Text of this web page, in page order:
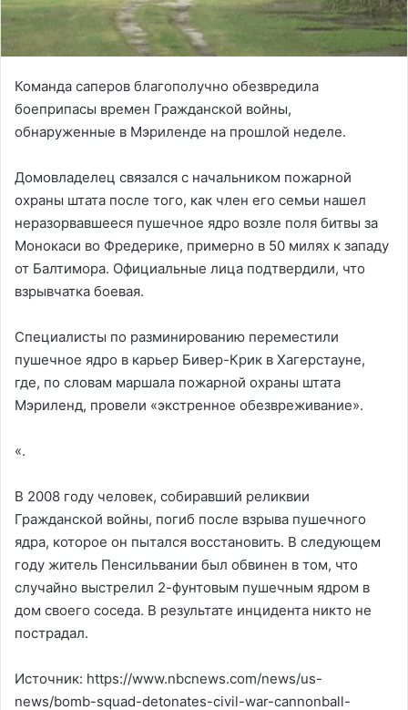
Команда саперов благополучно обезвредила
боеприпасы времен Гражданской войны,
обнаруженные в Мэриленде на прошлой неделе.
Домовладелец связался с начальником пожарной
охраны штата после того, как член его семьи нашел
неразорвавшееся пушечное ядро возле поля битвы за
Монокаси во Фредерике, примерно в 50 милях к западу
от Балтимора. Официальные лица подтвердили, что
взрывчатка боевая.
Специалисты по разминированию переместили
пушечное ядро в карьер Бивер-Крик в Хагерстауне,
где, по словам маршала пожарной охраны штата
Мэриленд, провели «экстренное обезвреживание».
«.
В 2008 году человек, собиравший реликвии
Гражданской войны, погиб после взрыва пушечного
ядра, которое он пытался восстановить. В следующем
году житель Пенсильвании был обвинен в том, что
случайно выстрелил 2-фунтовым пушечным ядром в
дом своего соседа. В результате инцидента никто не
пострадал.
Источник: https://www.nbcnews.com/news/us-
news/bomb-squad-detonates-civil-war-cannonball-